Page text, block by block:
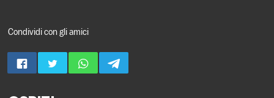
Condividi con gli amici